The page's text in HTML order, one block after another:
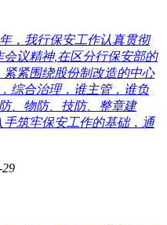
，我行保安工作认真贯彻
议精神,在区分行保安部的
紧围绕股份制改造的中心
综合治理，谁主管，谁负
、物防、技防、整章建
筑牢保安工作的基础，通
29